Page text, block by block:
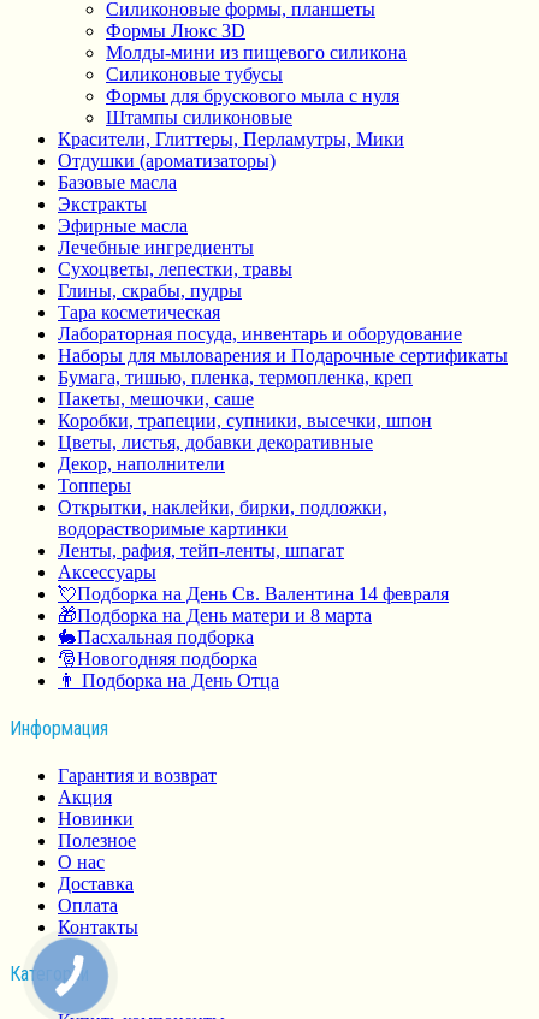
Силиконовые формы, планшеты
Формы Люкс 3D
Молды-мини из пищевого силикона
Силиконовые тубусы
Формы для брускового мыла с нуля
Штампы силиконовые
Красители, Глиттеры, Перламутры, Мики
Отдушки (ароматизаторы)
Базовые масла
Экстракты
Эфирные масла
Лечебные ингредиенты
Сухоцветы, лепестки, травы
Глины, скрабы, пудры
Тара косметическая
Лабораторная посуда, инвентарь и оборудование
Наборы для мыловарения и Подарочные сертификаты
Бумага, тишью, пленка, термопленка, креп
Пакеты, мешочки, саше
Коробки, трапеции, супники, высечки, шпон
Цветы, листья, добавки декоративные
Декор, наполнители
Топперы
Открытки, наклейки, бирки, подложки,
водорастворимые картинки
Ленты, рафия, тейп-ленты, шпагат
Аксессуары
💘Подборка на День Св. Валентина 14 февраля
🎁Подборка на День матери и 8 марта
🐇Пасхальная подборка
🎅Новогодняя подборка
👨 Подборка на День Отца
Информация
Гарантия и возврат
Акция
Новинки
Полезное
О нас
Доставка
Оплата
Контакты
Категории